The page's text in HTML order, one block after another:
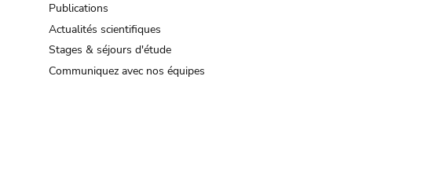
Publications
Actualités scientifiques
Stages & séjours d'étude
Communiquez avec nos équipes